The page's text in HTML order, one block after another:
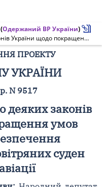
(Одержаний ВР України)
Про внесення змін до деяких законів України щодо покращення умов пенсійного забезпечення бортпровідників повітряних суден цивільної авіації